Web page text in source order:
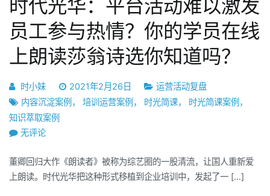
上
在
线
学
习，
这
个
只
投
时代光华：平台活动难以激发
员工参与热情？你的学员在线
上朗读莎翁诗选你知道吗？
时小妹 2021年2月26日
运营活动复盘
内容沉淀案例 ， 培训运营案例 ， 时光简课， 时光简课案例 ，
知识萃取案例
时
光
华：
无评论
董卿回归大作《朗读者》被称为综艺圈的一股清流，让国人重新爱
上朗读。时代光华把这种形式移植到企业培训中，发起了一 […]